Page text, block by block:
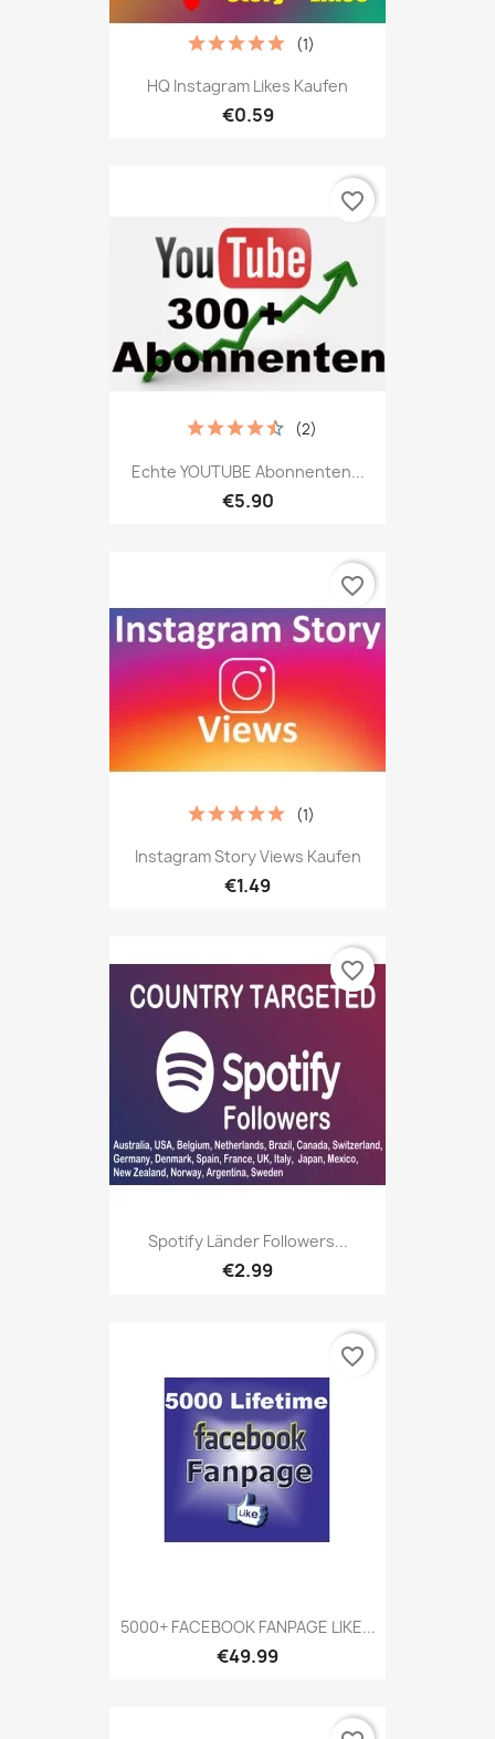
HQ Instagram Likes Kaufen
€0.59
(1)
Echte YOUTUBE Abonnenten...
€5.90
(2)
favorite_border
Instagram Story Views Kaufen
€1.49
(1)
favorite_border
Spotify Länder Followers...
€2.99
favorite_border
5000+ FACEBOOK FANPAGE LIKE...
€49.99
favorite_border